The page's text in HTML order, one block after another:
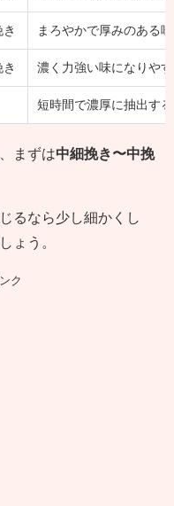
まろやかで厚みのある
濃く力強い味になりや
短時間で濃厚に抽出する
まずは中細挽き〜中挽
るなら少し細かくし
ょう。
ク